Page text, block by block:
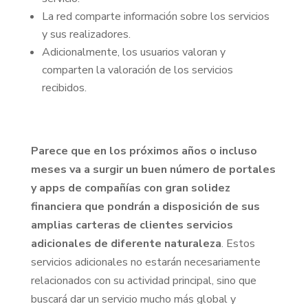
La red comparte información sobre los servicios
y sus realizadores.
Adicionalmente, los usuarios valoran y
comparten la valoración de los servicios
recibidos.
Parece que en los próximos años o incluso
meses va a surgir un buen número de portales
y apps de compañías con gran solidez
financiera que pondrán a disposición de sus
amplias carteras de clientes servicios
adicionales de diferente naturaleza. Estos
servicios adicionales no estarán necesariamente
relacionados con su actividad principal, sino que
buscará dar un servicio mucho más global y